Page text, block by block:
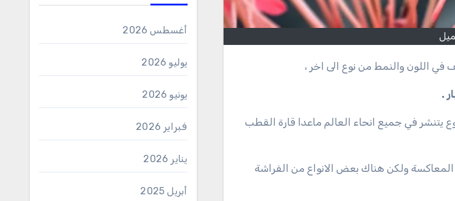
في اللون والنمط من نوع الى اخر ،
.
عدد محدد للفراشات على مستوي العالم ولكن يوجد حوالي 17500 نوع يتنشر في جميع انحاء العالم ماعدا قارة القطب
المعاكسة ولكن هناك بعض الانواع من الفراشة
أغسطس 2026
يوليو 2026
يونيو 2026
فبراير 2026
يناير 2026
أبريل 2025